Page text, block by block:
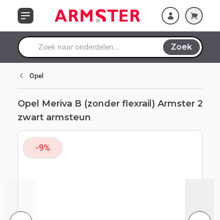
Waar ben je naar op zoek?
Zoek
armsteun
Opel
Opel Meriva B (zonder flexrail) Armster 2
zwart armsteun
-9%